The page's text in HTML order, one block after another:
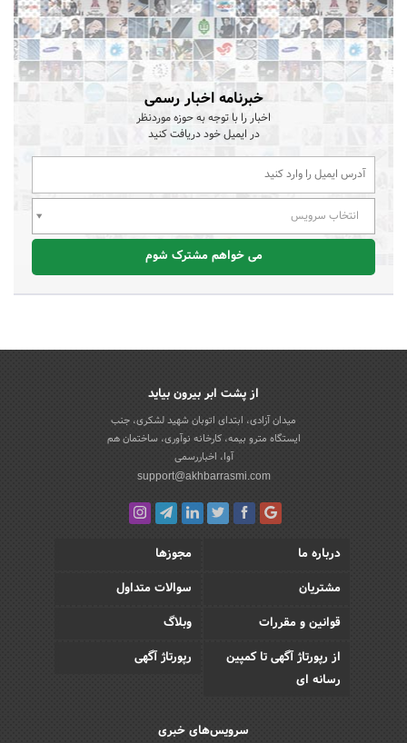
خبرنامه اخبار رسمی
اخبار را با توجه به حوزه موردنظر
در ایمیل خود دریافت کنید
انتخاب سرویس
می خواهم مشترک شوم
از پشت ابر بیرون بیاید
میدان آزادی، ابتدای اتوبان شهید لشکری، جنب
ایستگاه مترو بیمه، کارخانه نوآوری، ساختمان هم
آوا، اخباررسمی
support@akhbarrasmi.com
درباره ما
مجوزها
مشتریان
سوالات متداول
قوانین و مقررات
وبلاگ
از رپورتاژ آگهی تا کمپین
رسانه ای
رپورتاژ آگهی
سرویس‌های خبری